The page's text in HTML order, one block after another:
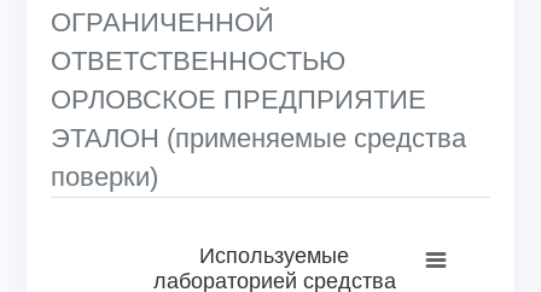
ОГРАНИЧЕННОЙ
ОТВЕТСТВЕННОСТЬЮ
ОРЛОВСКОЕ ПРЕДПРИЯТИЕ
ЭТАЛОН (применяемые средства
поверки)
Bar chart with 6 bars.
Используемые
лабораторией средства